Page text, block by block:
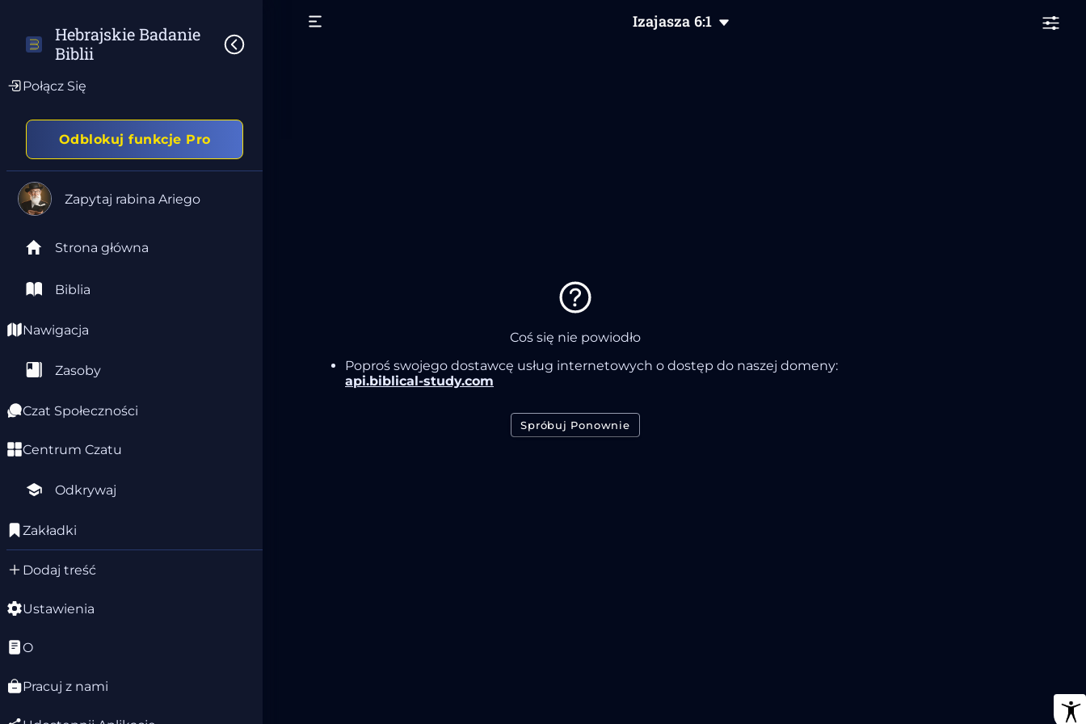
Hebrajskie Badanie
Biblii
Połącz Się
Odblokuj funkcje Pro
Zapytaj rabina Ariego
Strona główna
Biblia
Nawigacja
Zasoby
Czat Społeczności
Centrum Czatu
Odkrywaj
Zakładki
Dodaj treść
Ustawienia
O
Pracuj z nami
Izajasza 6:1
Coś się nie powiodło
Poproś swojego dostawcę usług internetowych o dostęp do naszej domeny:
api.biblical-study.com
Spróbuj Ponownie